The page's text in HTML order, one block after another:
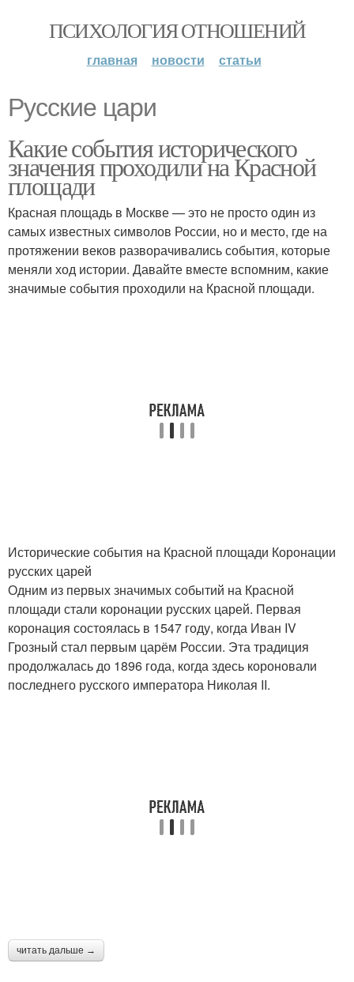
ПСИХОЛОГИЯ ОТНОШЕНИЙ
главная новости статьи
Русские цари
Какие события исторического
значения проходили на Красной
площади
Красная площадь в Москве — это не просто один из
самых известных символов России, но и место, где на
протяжении веков разворачивались события, которые
меняли ход истории. Давайте вместе вспомним, какие
значимые события проходили на Красной площади.
Исторические события на Красной площади Коронации
русских царей
Одним из первых значимых событий на Красной
площади стали коронации русских царей. Первая
коронация состоялась в 1547 году, когда Иван IV
Грозный стал первым царём России. Эта традиция
продолжалась до 1896 года, когда здесь короновали
последнего русского императора Николая II.
читать дальше →